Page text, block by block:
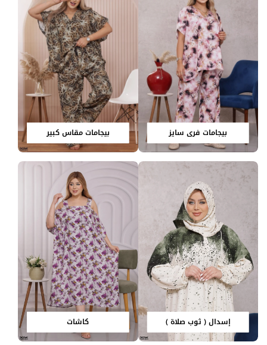
بيجامات فري سايز بيجامات مقاس كبير
إسدال ( ثوب صلاة ) كاشات